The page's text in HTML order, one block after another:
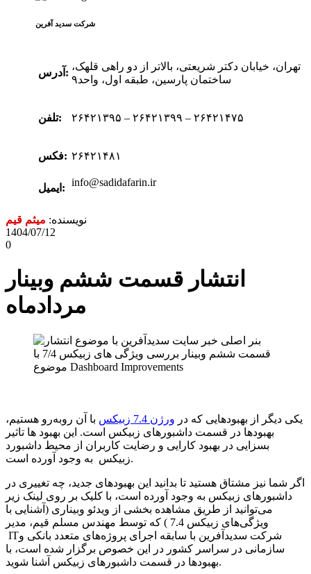
شرکت سدید‌ آفرین
آدرس:
تهران، خیابان دکتر شریعتی، بالاتر از دو راهی قلهک،
ساختمان پارسین، طبقه اول، واحد۹
تلفن: ۲۶۴۲۱۳۹۵ – ۲۶۴۲۱۳۹۹ – ۲۶۴۲۱۴۷۵
فکس: ۲۶۴۲۱۴۸۱
ایمیل: info@sadidafarin.ir
نویسنده: میثم قیم
1404/07/12
0
انتشار قسمت ششم وبینار
مردادماه
یکی دیگر از بهبودهایی که در ورژن 7.4 زبیکس
با آن روبه‌رو هستیم،
بهبودها در قسمت داشبورهای زبیکس است. این بهبود ها تاثیر
بسزایی در بهبود کارایی و رضایت کاربران از محیط داشبورد
زبیکس به وجود آورده است.
اگر شما نیز مشتاق هستید تا بدانید این بهبودهای جدید، چه تغییری در
داشبورهای زبیکس به وجود آورده است، با کلیک بر روی لینک زیر
می‌توانید از طریق مشاهده بخشی از ویدئو وبیناری (آشنایی با
ویژگی‌های زبیکس 7.4 ) که توسط مهندس مسلم قیم، مدیر
ITشرکت سدیدآفرین با سابقه اجرای پروژه‌های متعدد بانکی و
سازمانی در سراسر کشور در این خصوص برگزار شده است، با
بهبودها در قسمت داشبورهای زبیکس آشنا شوید.